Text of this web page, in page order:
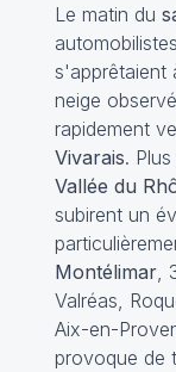
Le matin du
s'apprêtaient
neige
rapidement
Vivarais.
Vallée du
subirent un
Montélimar,
Valréas,
Aix-en-
provoque de